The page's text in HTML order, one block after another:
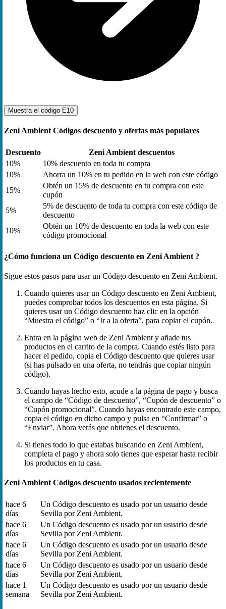
Muestra el código E10
Zeni Ambient Códigos descuento y ofertas más populares
Descuento
Zeni Ambient descuentos
10%
10% descuento en toda tu compra
10%
Ahorra un 10% en tu pedido en la web con este código
15%
Obtén un 15% de descuento en tu compra con este
cupón
5%
5% de descuento de toda tu compra con este código de
descuento
10%
Obtén un 10% de descuento en toda la web con este
código promocional
¿Cómo funciona un Código descuento en Zeni Ambient ?
Sigue estos pasos para usar un Código descuento en Zeni Ambient.
Cuando quieres usar un Código descuento en Zeni Ambient,
puedes comprobar todos los descuentos en esta página. Si
quieres usar un Código descuento haz clic en la opción
“Muestra el código” o “Ir a la oferta”, para copiar el cupón.
Entra en la página web de Zeni Ambient y añade tus
productos en el carrito de la compra. Cuando estés listo para
hacer el pedido, copia el Código descuento que quieres usar
(si has pulsado en una oferta, no tendrás que copiar ningún
código).
Cuando hayas hecho esto, acude a la página de pago y busca
el campo de “Código de descuento”, “Cupón de descuento” o
“Cupón promocional”. Cuando hayas encontrado este campo,
copia el código en dicho campo y pulsa en “Confirmar” o
“Enviar”. Ahora verás que obtienes el descuento.
Si tienes todo lo que estabas buscando en Zeni Ambient,
completa el pago y ahora solo tienes que esperar hasta recibir
los productos en tu casa.
Zeni Ambient Códigos descuento usados recientemente
hace 6
días
Un Código descuento es usado por un usuario desde
Sevilla por Zeni Ambient.
hace 6
días
Un Código descuento es usado por un usuario desde
Sevilla por Zeni Ambient.
hace 6
días
Un Código descuento es usado por un usuario desde
Sevilla por Zeni Ambient.
hace 6
días
Un Código descuento es usado por un usuario desde
Sevilla por Zeni Ambient.
hace 1
semana
Un Código descuento es usado por un usuario desde
Sevilla por Zeni Ambient.